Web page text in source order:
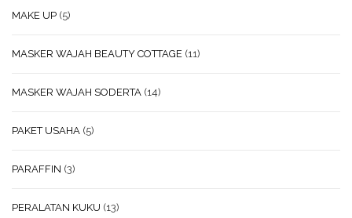
MAKE UP (5)
MASKER WAJAH BEAUTY COTTAGE (11)
MASKER WAJAH SODERTA (14)
PAKET USAHA (5)
PARAFFIN (3)
PERALATAN KUKU (13)